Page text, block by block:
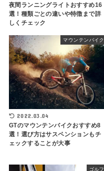
夜間ランニングライトおすすめ16
選！種類ごとの違いや特徴まで詳
しくチェック
マウンテンバイク
2022.03.04
GTのマウンテンバイクおすすめ8
選！選び方はサスペンションもチ
ェックすることが大事
ゴルフ